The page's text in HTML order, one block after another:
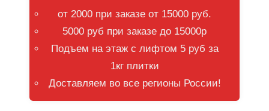
от 2000 при заказе от 15000 руб.
5000 руб при заказе до 15000р
Подъем на этаж с лифтом 5 руб за
1кг плитки
Доставляем во все регионы России!